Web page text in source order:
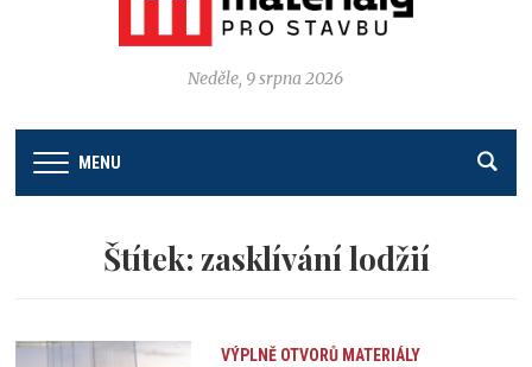
Neděle, 9 srpna 2026
MENU
Štítek: zasklívání lodžií
VÝPLNĚ OTVORŮ MATERIÁLY